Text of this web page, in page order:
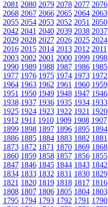
2081 2080 2079 2078 2077 2076
2068 2067 2066 2065 2064 2063
2055 2054 2053 2052 2051 2050
2042 2041 2040 2039 2038 2037
2029 2028 2027 2026 2025 2024
2016 2015 2014 2013 2012 2011
2003 2002 2001 2000 1999 1998
1990 1989 1988 1987 1986 1985
1977 1976 1975 1974 1973 1972
1964 1963 1962 1961 1960 1959
1951 1950 1949 1948 1947 1946
1938 1937 1936 1935 1934 1933
1925 1924 1923 1922 1921 1920
1912 1911 1910 1909 1908 1907
1899 1898 1897 1896 1895 1894
1886 1885 1884 1883 1882 1881
1873 1872 1871 1870 1869 1868
1860 1859 1858 1857 1856 1855
1847 1846 1845 1844 1843 1842
1834 1833 1832 1831 1830 1829
1821 1820 1819 1818 1817 1816
1808 1807 1806 1805 1804 1803
1795 1794 1793 1792 1791 1790